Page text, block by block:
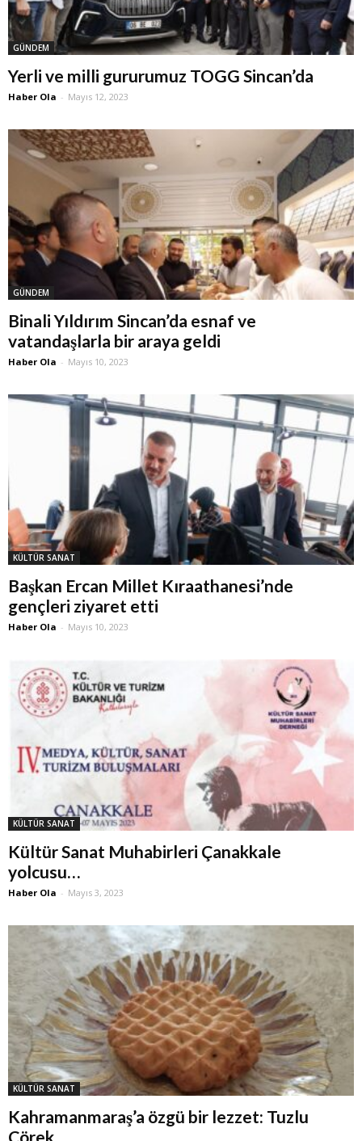
GÜNDEM
Yerli ve milli gururumuz TOGG Sincan’da
Haber Ola - Mayıs 12, 2023
GÜNDEM
Binali Yıldırım Sincan’da esnaf ve
vatandaşlarla bir araya geldi
Haber Ola - Mayıs 10, 2023
KÜLTÜR SANAT
Başkan Ercan Millet Kıraathanesi’nde
gençleri ziyaret etti
Haber Ola - Mayıs 10, 2023
KÜLTÜR SANAT
Kültür Sanat Muhabirleri Çanakkale
yolcusu…
Haber Ola - Mayıs 3, 2023
KÜLTÜR SANAT
Kahramanmaraş’a özgü bir lezzet: Tuzlu
Çörek